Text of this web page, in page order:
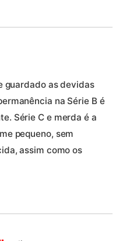
guardado as devidas
na Série B é
Série C e merda é a
pequeno, sem
assim como os